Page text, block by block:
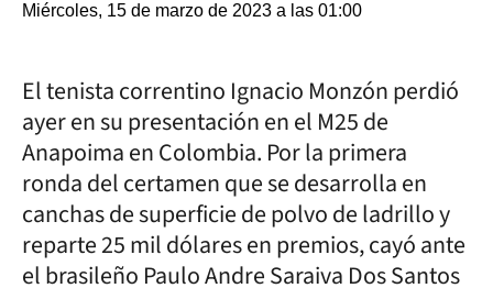
Miércoles, 15 de marzo de 2023 a las 01:00
El tenista correntino Ignacio Monzón perdió
ayer en su presentación en el M25 de
Anapoima en Colombia. Por la primera
ronda del certamen que se desarrolla en
canchas de superficie de polvo de ladrillo y
reparte 25 mil dólares en premios, cayó ante
el brasileño Paulo Andre Saraiva Dos Santos